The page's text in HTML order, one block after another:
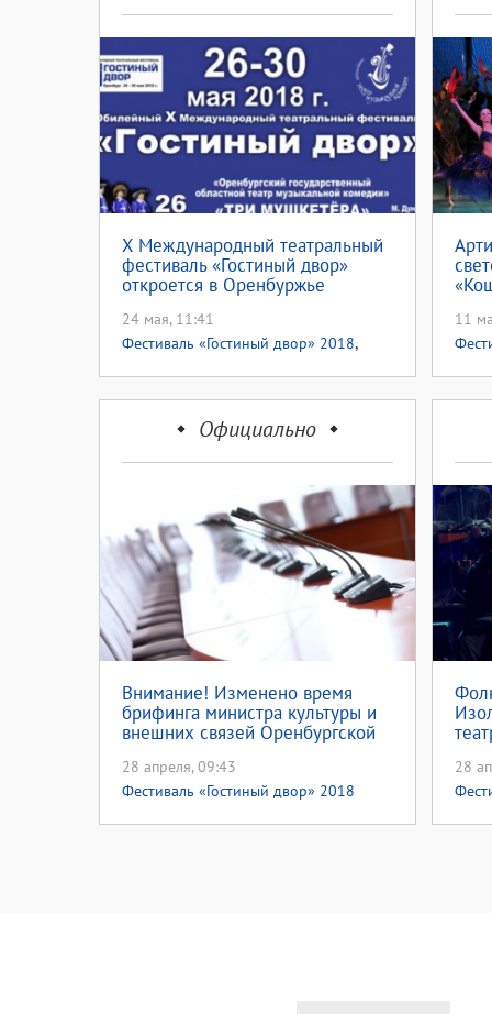
X Международный театральный
фестиваль «Гостиный двор»
откроется в Оренбуржье
24 мая, 11:41
Фестиваль «Гостиный двор» 2018,
11
Официально
Внимание! Изменено время
брифинга министра культуры и
внешних связей Оренбургской
28 апреля, 09:43
Фестиваль «Гостиный двор» 2018
28